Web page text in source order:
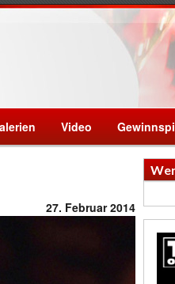
Video
27. Februar 2014